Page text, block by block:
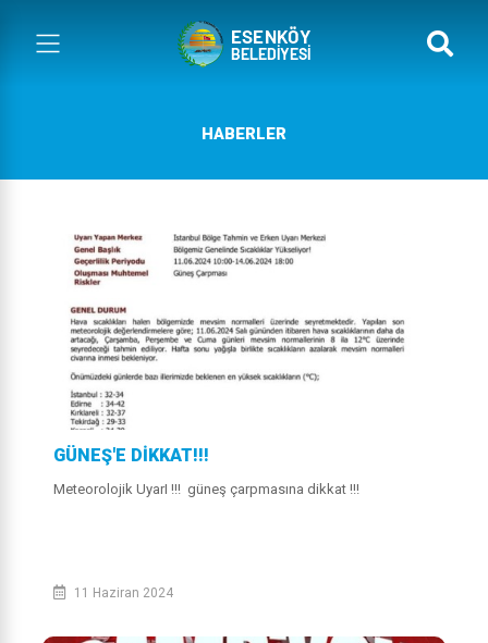
HABERLER
GÜNEŞ'E DİKKAT!!!
Meteorolojik UyarI !!! güneş çarpmasına dikkat !!!
11 Haziran 2024